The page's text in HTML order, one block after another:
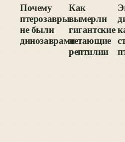
Почему
птерозавры
не были
динозаврами
Как
вымерли
гигантские
летающие
рептилии